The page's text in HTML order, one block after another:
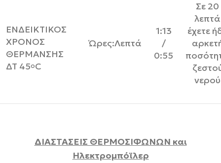
ΕΝΔΕΙΚΤΙΚΟΣ
ΧΡΟΝΟΣ
ΘΕΡΜΑΝΣΗΣ
ΔΤ 45oC
Ώρες:Λεπτά
1:13
/
0:55
Σε 20
λεπτά
έχετε
νερού
ΔΙΑΣΤΑΣΕΙΣ ΘΕΡΜΟΣΙΦΩΝΩΝ και
Ηλεκτρομπόϊλερ